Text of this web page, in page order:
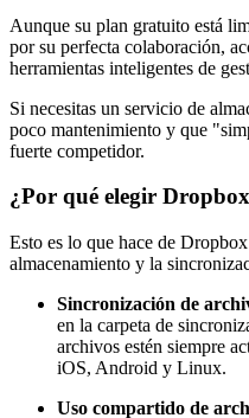
Aunque su plan gratuito está
por su perfecta colaboración,
herramientas inteligentes de
Si necesitas un servicio de
poco mantenimiento y que
fuerte competidor.
¿Por qué elegir
Esto es lo que hace de
almacenamiento y la
Sincronización de
en la carpeta de
archivos estén siempre
iOS, Android y Linux.
Uso compartido de